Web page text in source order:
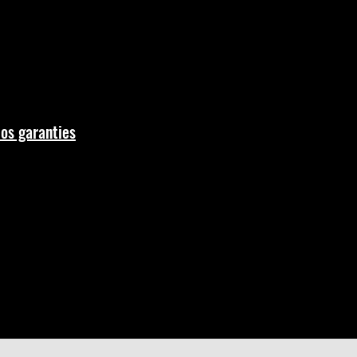
garanties